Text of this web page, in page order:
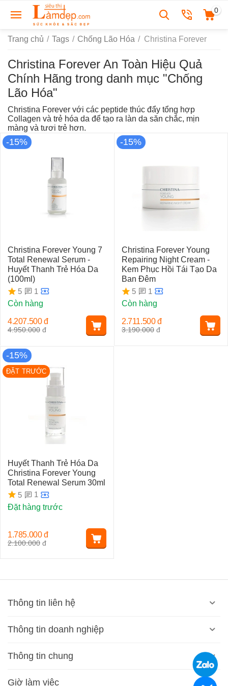
0
Trang chủ / Tags / Chống Lão Hóa / Christina Forever
Christina Forever An Toàn Hiệu Quả
Chính Hãng trong danh mục "Chống
Lão Hóa"
Christina Forever với các peptide thúc đẩy tổng hợp
Collagen và trẻ hóa da để tạo ra làn da săn chắc, mịn
màng và tươi trẻ hơn.
-15%
Christina Forever Young 7
Total Renewal Serum -
Huyết Thanh Trẻ Hóa Da
(100ml)
5
1
Còn hàng
4.950.000 đ
4.207.500 đ
-15%
Christina Forever Young
Repairing Night Cream -
Kem Phục Hồi Tái Tạo Da
Ban Đêm
5
1
Còn hàng
3.190.000 đ
2.711.500 đ
-15%
ĐẶT TRƯỚC
Huyết Thanh Trẻ Hóa Da
Christina Forever Young
Total Renewal Serum 30ml
5
1
Đặt hàng trước
2.100.000 đ
1.785.000 đ
Thông tin liên hệ
Thông tin doanh nghiệp
Thông tin chung
Giờ làm việc